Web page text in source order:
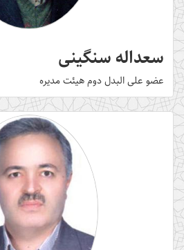
سعداله سنگینی
عضو علی البدل دوم هیئت مدیره